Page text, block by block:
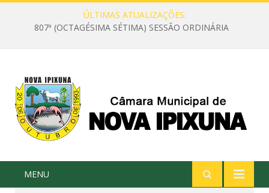
ÚLTIMAS ATUALIZAÇÕES:
807ª (OCTAGÉSIMA SÉTIMA) SESSÃO ORDINÁRIA
MENU